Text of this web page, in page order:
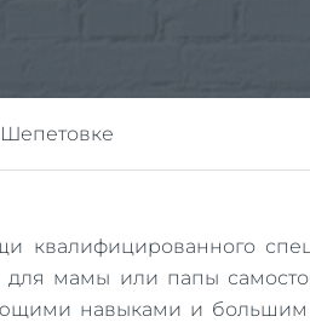
квалифицированного
для мамы или папы
навыками и